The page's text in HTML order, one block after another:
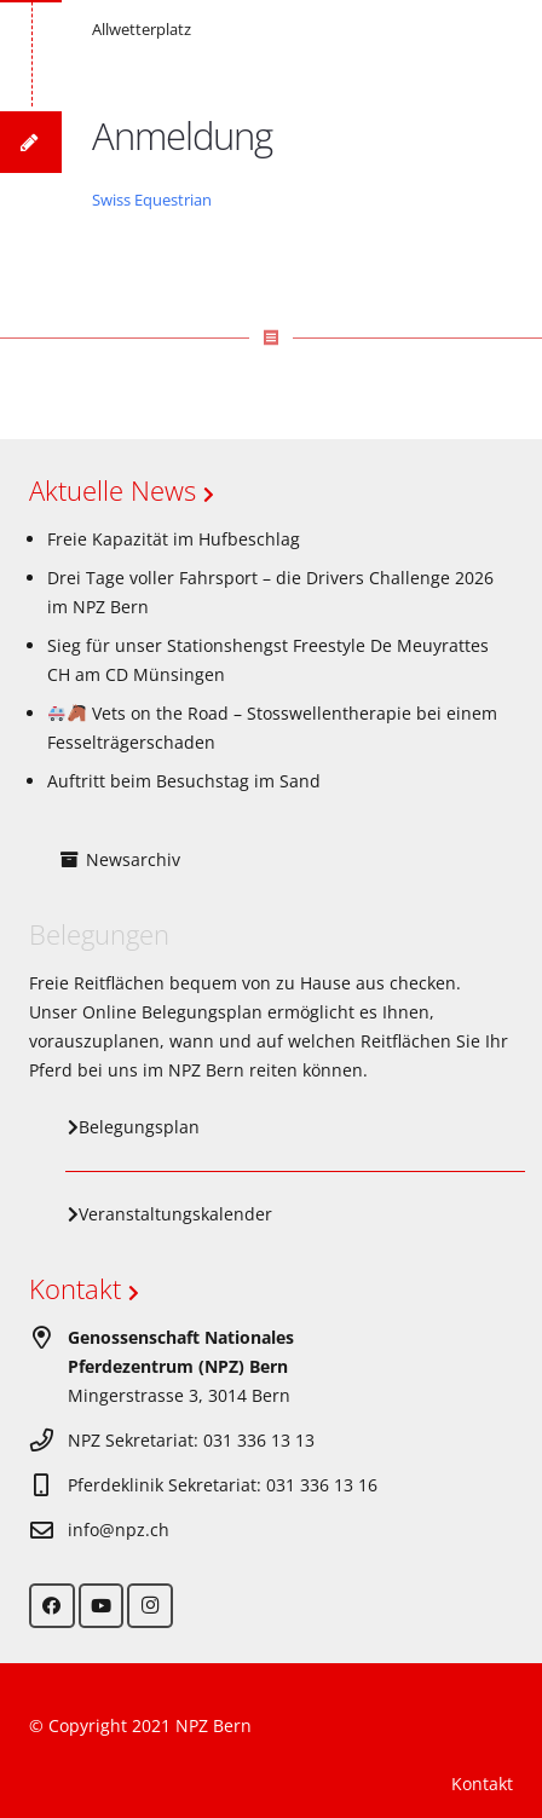
Allwetterplatz
Anmeldung
Swiss Equestrian
receipt
Aktuelle News
Freie Kapazität im Hufbeschlag
Drei Tage voller Fahrsport – die Drivers Challenge 2026
im NPZ Bern
Sieg für unser Stationshengst Freestyle De Meuyrattes
CH am CD Münsingen
Vets on the Road – Stosswellentherapie bei einem
Fesselträgerschaden
Auftritt beim Besuchstag im Sand
Newsarchiv
Belegungen
Freie Reitflächen bequem von zu Hause aus checken.
Unser Online Belegungsplan ermöglicht es Ihnen,
vorauszuplanen, wann und auf welchen Reitflächen Sie Ihr
Pferd bei uns im NPZ Bern reiten können.
Belegungsplan
Veranstaltungskalender
Kontakt
Genossenschaft Nationales
Pferdezentrum (NPZ) Bern
Mingerstrasse 3, 3014 Bern
NPZ Sekretariat: 031 336 13 13
Pferdeklinik Sekretariat: 031 336 13 16
info@npz.ch
© Copyright 2021 NPZ Bern
Kontakt